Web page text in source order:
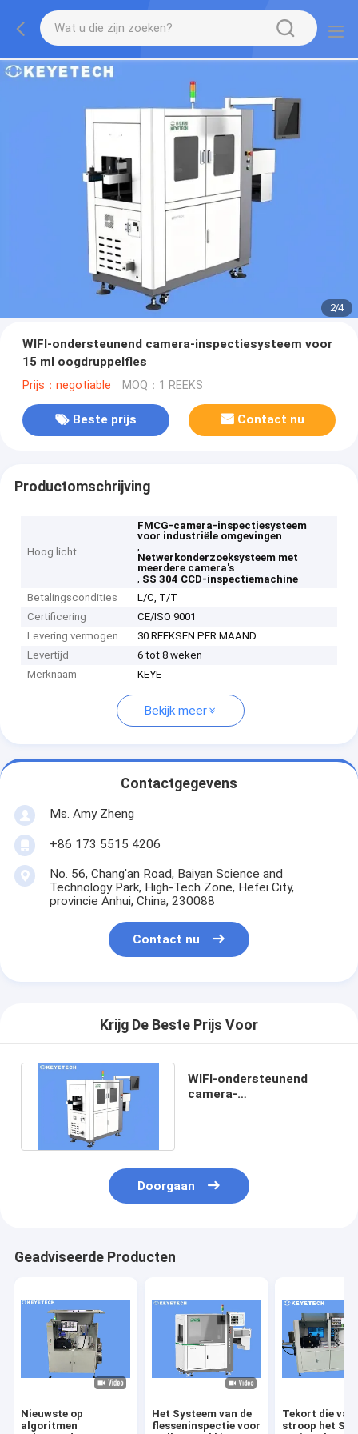
2/4
WIFI-ondersteunend camera-inspectiesysteem voor
15 ml oogdruppelfles
Prijs：negotiable MOQ：1 REEKS
Beste prijs Contact nu
Productomschrijving
Hoog licht
FMCG-camera-inspectiesysteem
voor industriële omgevingen
,
Netwerkonderzoeksysteem met
meerdere camera's
, SS 304 CCD-inspectiemachine
Betalingscondities
L/C, T/T
Certificering
CE/ISO 9001
Levering vermogen
30 REEKSEN PER MAAND
Levertijd
6 tot 8 weken
Merknaam
KEYE
Bekijk meer
Contactgegevens
Ms. Amy Zheng
+86 173 5515 4206
No. 56, Chang'an Road, Baiyan Science and
Technology Park, High-Tech Zone, Hefei City,
provincie Anhui, China, 230088
Contact nu
Krijg De Beste Prijs Voor
WIFI-ondersteunend
camera-
Doorgaan
Geadviseerde Producten
Nieuwste op
algoritmen
Het Systeem van de
flesseninspectie voor
Tekort die van
stroop het